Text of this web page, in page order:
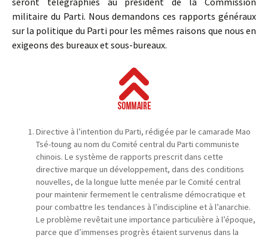
militaire du Parti. Nous demandons ces rapports généraux
sur la politique du Parti pour les mêmes raisons que nous en
exigeons des bureaux et sous-bureaux.
Directive à l’intention du Parti, rédigée par le camarade Mao
Tsé-toung au nom du Comité central du Parti communiste
chinois. Le système de rapports prescrit dans cette
directive marque un développement, dans des conditions
nouvelles, de la longue lutte menée par le Comité central
pour maintenir fermement le centralisme démocratique et
pour combattre les tendances à l’indiscipline et à l’anarchie.
Le problème revêtait une importance particulière à l’époque,
parce que d’immenses progrès étaient survenus dans la